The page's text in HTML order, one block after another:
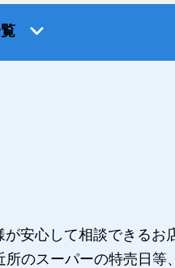
安心して相談できるお
のスーパーの特売日等